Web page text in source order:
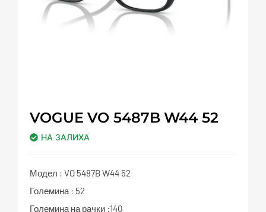
VOGUE VO 5487B W44 52
НА ЗАЛИХА
Модел : VO 5487B W44 52
Големина : 52
Големина на рачки :140